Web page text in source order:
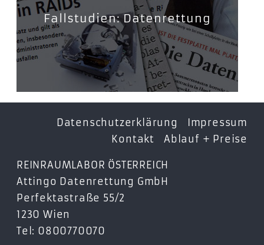
Fallstudien: Datenrettung
Datenschutzerklärung
Impressum
Kontakt
Ablauf + Preise
REINRAUMLABOR ÖSTERREICH
Attingo Datenrettung GmbH
Perfektastraße 55/2
1230 Wien
Tel: 0800770070